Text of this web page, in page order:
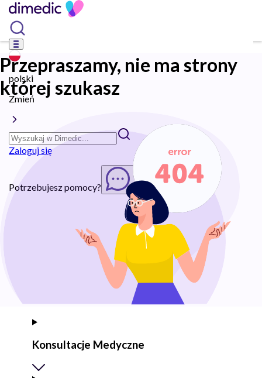
polski
Zmień
Zaloguj się
Potrzebujesz pomocy? Rozpocznij chat
Przepraszamy, nie ma strony
której szukasz
Konsultacje Medyczne